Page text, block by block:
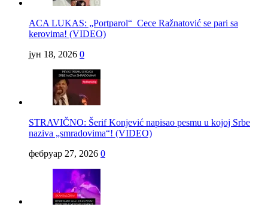
ACA LUKAS: „Portparol“ Cece Ražnatović se pari sa
kerovima! (VIDEO)
јун 18, 2026 0
STRAVIČNO: Šerif Konjević napisao pesmu u kojoj Srbe
naziva „smradovima“! (VIDEO)
фебруар 27, 2026 0